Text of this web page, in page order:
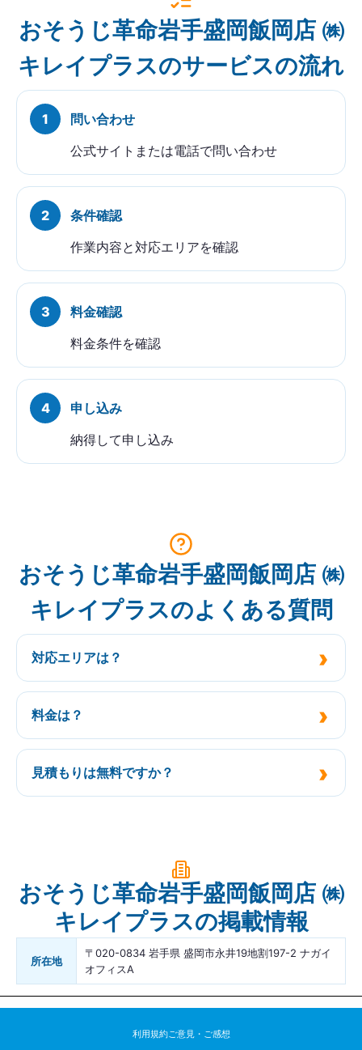
おそうじ革命岩手盛岡飯岡店 ㈱
キレイプラスのサービスの流れ
問い合わせ
公式サイトまたは電話で問い合わせ
条件確認
作業内容と対応エリアを確認
料金確認
料金条件を確認
申し込み
納得して申し込み
おそうじ革命岩手盛岡飯岡店 ㈱
キレイプラスのよくある質問
対応エリアは？
料金は？
見積もりは無料ですか？
おそうじ革命岩手盛岡飯岡店 ㈱
キレイプラスの掲載情報
所在地
〒020-0834 岩手県 盛岡市永井19地割197-2 ナガイ
オフィスA
利用規約ご意見・ご感想